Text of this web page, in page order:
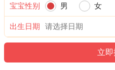
宝宝性别 男 女
出生日期